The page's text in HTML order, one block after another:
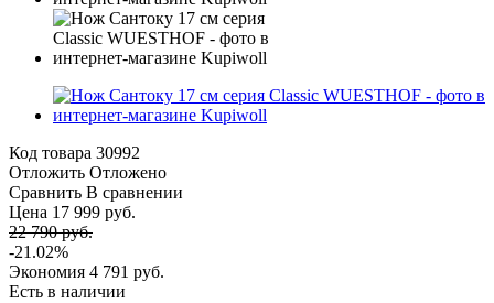
Код товара 30992
Отложить Отложено
Сравнить В сравнении
Цена 17 999 руб.
22 790 руб.
-21.02%
Экономия 4 791 руб.
Есть в наличии